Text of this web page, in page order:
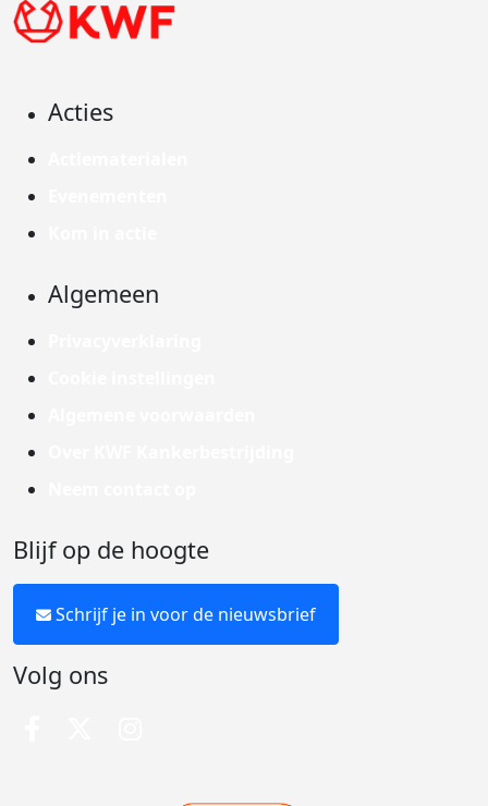
Acties
Algemeen
Blijf op de hoogte
Schrijf je in voor de nieuwsbrief
Volg ons